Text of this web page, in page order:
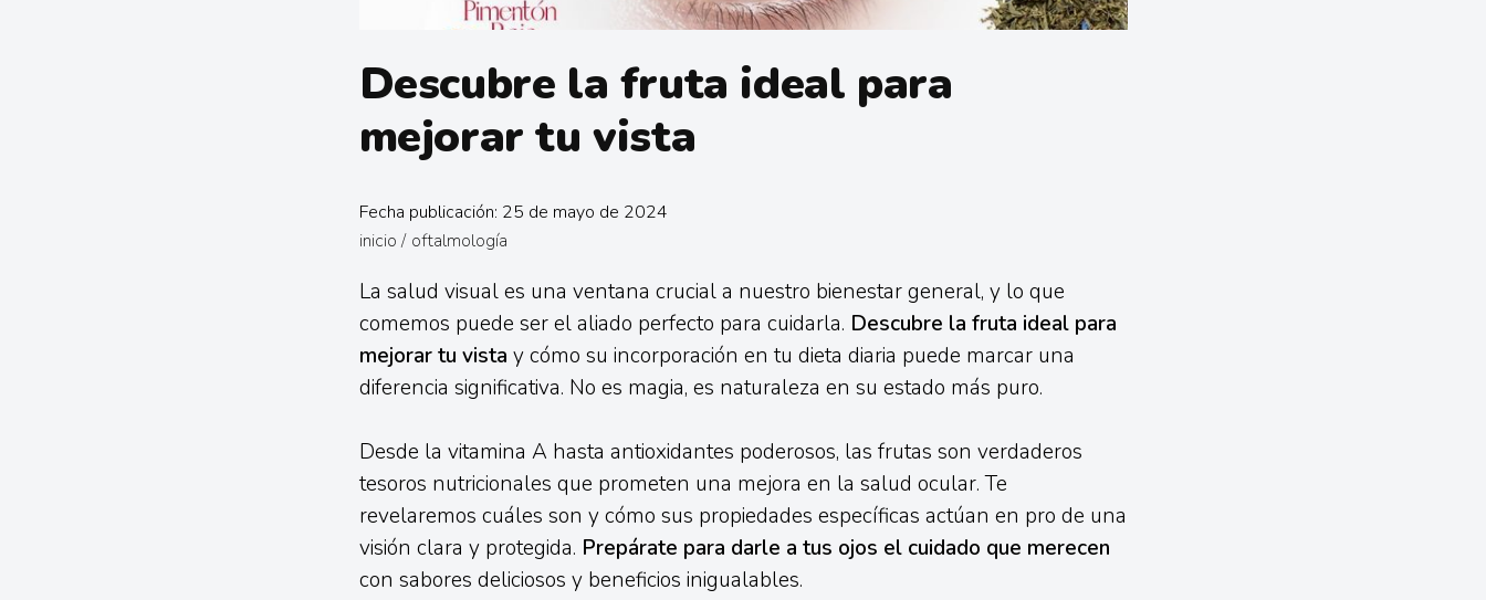
Descubre la fruta ideal para
mejorar tu vista
Fecha publicación: 25 de mayo de 2024
inicio / oftalmología
La salud visual es una ventana crucial a nuestro bienestar general, y lo que
comemos puede ser el aliado perfecto para cuidarla. Descubre la fruta ideal para
mejorar tu vista y cómo su incorporación en tu dieta diaria puede marcar una
diferencia significativa. No es magia, es naturaleza en su estado más puro.
Desde la vitamina A hasta antioxidantes poderosos, las frutas son verdaderos
tesoros nutricionales que prometen una mejora en la salud ocular. Te
revelaremos cuáles son y cómo sus propiedades específicas actúan en pro de una
visión clara y protegida. Prepárate para darle a tus ojos el cuidado que merecen
con sabores deliciosos y beneficios inigualables.